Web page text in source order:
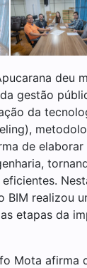
deu
gestão
da
de
BIM realizou
etapas da
Mota afirma